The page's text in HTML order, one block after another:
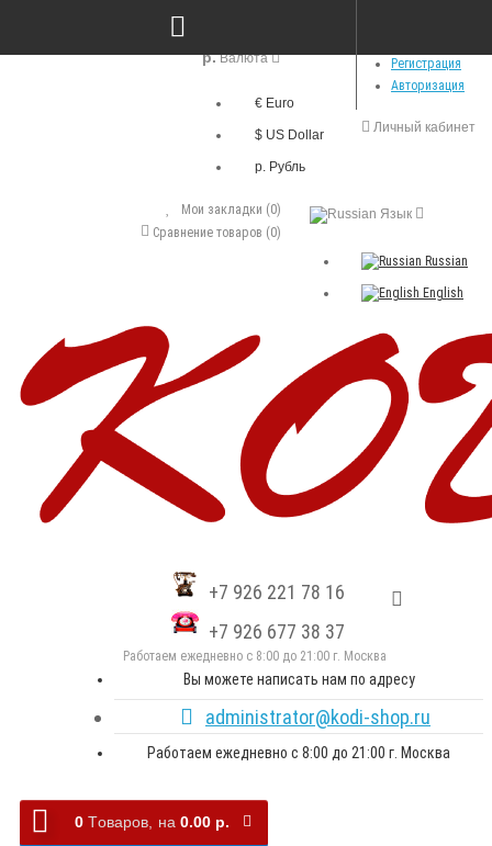
Регистрация
Авторизация
Личный кабинет
р. Валюта
€ Euro
$ US Dollar
р. Рубль
Язык
Russian
English
Мои закладки (0)
Сравнение товаров (0)
+7 926 221 78 16
+7 926 677 38 37
Работаем ежедневно с 8:00 до 21:00 г. Москва
Вы можете написать нам по адресу
administrator@kodi-shop.ru
Работаем ежедневно с 8:00 до 21:00 г. Москва
0 Tоваров, на 0.00 р.